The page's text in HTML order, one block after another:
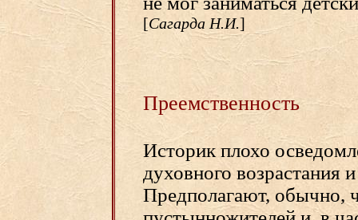
[Сагарда Н.И.]
Преемственность
Историк плохо
духовного возрастания
Предполагают, обычно,